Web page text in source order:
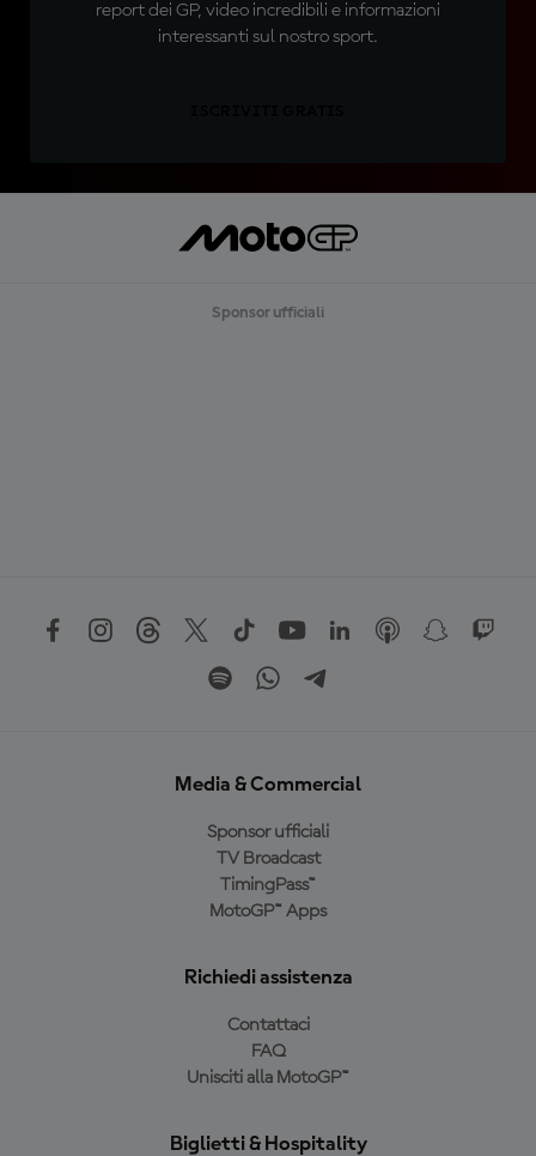
report dei GP, video incredibili e informazioni
interessanti sul nostro sport.
Sponsor ufficiali
Media & Commercial
Sponsor ufficiali
TV Broadcast
TimingPass™
MotoGP™ Apps
Richiedi assistenza
Contattaci
FAQ
Unisciti alla MotoGP™
Biglietti & Hospitality